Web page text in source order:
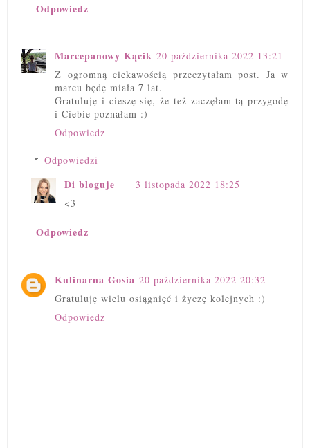
Odpowiedz
Marcepanowy Kącik 20 października 2022 13:21
Z ogromną ciekawością przeczytałam post. Ja w
marcu będę miała 7 lat.
Gratuluję i cieszę się, że też zaczęłam tą przygodę
i Ciebie poznałam :)
Odpowiedz
Odpowiedzi
Di bloguje
3 listopada 2022 18:25
<3
Odpowiedz
Kulinarna Gosia 20 października 2022 20:32
Gratuluję wielu osiągnięć i życzę kolejnych :)
Odpowiedz